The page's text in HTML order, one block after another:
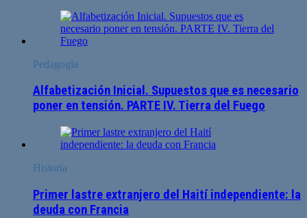
Pedagogía
Alfabetización Inicial. Supuestos que es necesario
poner en tensión. PARTE IV. Tierra del Fuego
Historia
Primer lastre extranjero del Haití independiente: la
deuda con Francia